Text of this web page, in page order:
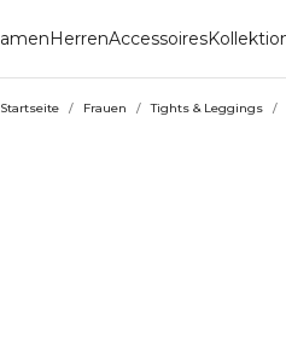
HerrenAccessoires
Startseite / Frauen / Tights & Leggings /